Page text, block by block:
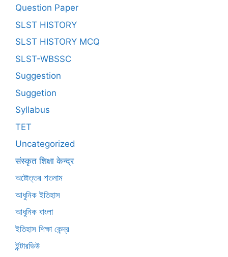
Question Paper
SLST HISTORY
SLST HISTORY MCQ
SLST-WBSSC
Suggestion
Suggetion
Syllabus
TET
Uncategorized
संस्कृत शिक्षा केन्द्र
অষ্টোত্তর শতনাম
আধুনিক ইতিহাস
আধুনিক বাংলা
ইতিহাস শিক্ষা কেন্দ্র
ইন্টারভিউ